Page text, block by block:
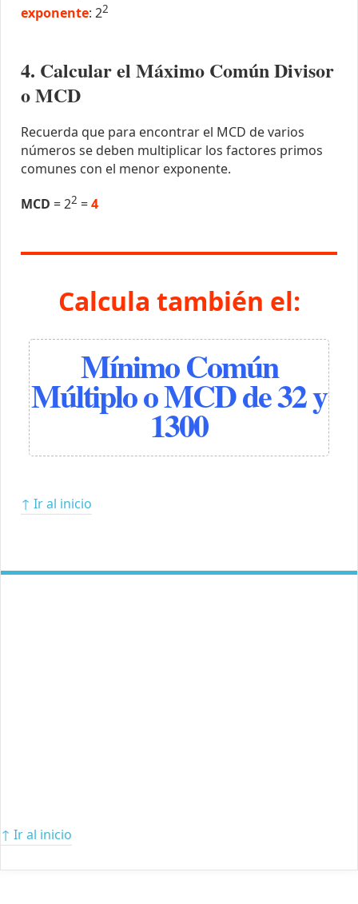
exponente: 22
4. Calcular el Máximo Común Divisor
o MCD
Recuerda que para encontrar el MCD de varios
números se deben multiplicar los factores primos
comunes con el menor exponente.
MCD = 22 =4
Calcula también el:
Mínimo Común
Múltiplo o MCD de 32 y
1300
↑ Ir al inicio
↑ Ir al inicio